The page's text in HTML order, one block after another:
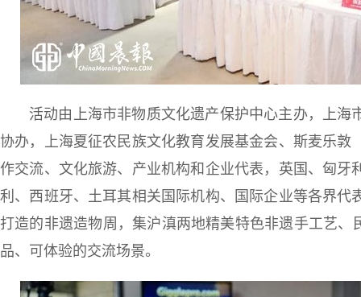
活动由上海市非物质文化遗产保护中心主办，上
协办，上海夏征农民族文化教育发展基金会、斯麦乐
作交流、文化旅游、产业机构和企业代表，英国、匈
利、西班牙、土耳其相关国际机构、国际企业等各界
打造的非遗造物周，集沪滇两地精美特色非遗手工艺
品、可体验的交流场景。